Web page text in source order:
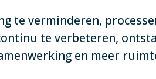
te verminderen,
te verbeteren,
en meer